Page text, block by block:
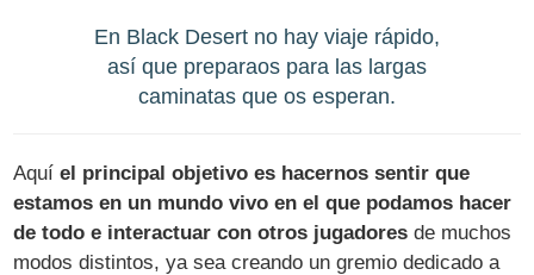
En Black Desert no hay viaje rápido,
así que preparaos para las largas
caminatas que os esperan.
Aquíel principal objetivo es hacernos sentir que
estamos en un mundo vivo en el que podamos hacer
de todo e interactuar con otros jugadores de muchos
modos distintos, ya sea creando un gremio dedicado a